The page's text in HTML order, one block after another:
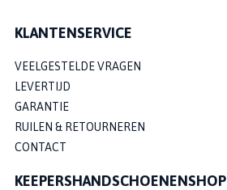
KLANTENSERVICE
VEELGESTELDE VRAGEN
LEVERTIJD
GARANTIE
RUILEN & RETOURNEREN
CONTACT
KEEPERSHANDSCHOENENSHOP